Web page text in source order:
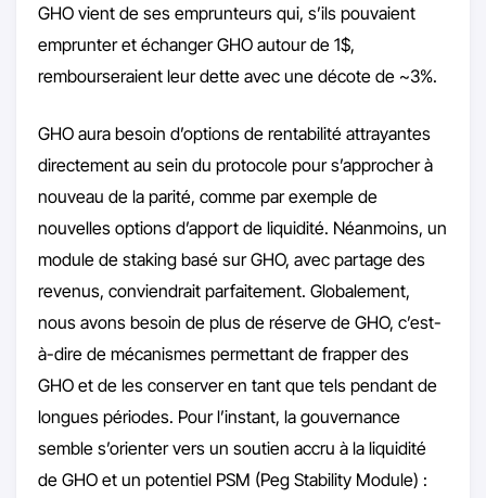
GHO vient de ses emprunteurs qui, s’ils pouvaient
emprunter et échanger GHO autour de 1$,
rembourseraient leur dette avec une décote de ~3%.
GHO aura besoin d’options de rentabilité attrayantes
directement au sein du protocole pour s’approcher à
nouveau de la parité, comme par exemple de
nouvelles options d’apport de liquidité. Néanmoins, un
module de staking basé sur GHO, avec partage des
revenus, conviendrait parfaitement. Globalement,
nous avons besoin de plus de réserve de GHO, c’est-
à-dire de mécanismes permettant de frapper des
GHO et de les conserver en tant que tels pendant de
longues périodes. Pour l’instant, la gouvernance
semble s’orienter vers un soutien accru à la liquidité
de GHO et un potentiel PSM (Peg Stability Module) :